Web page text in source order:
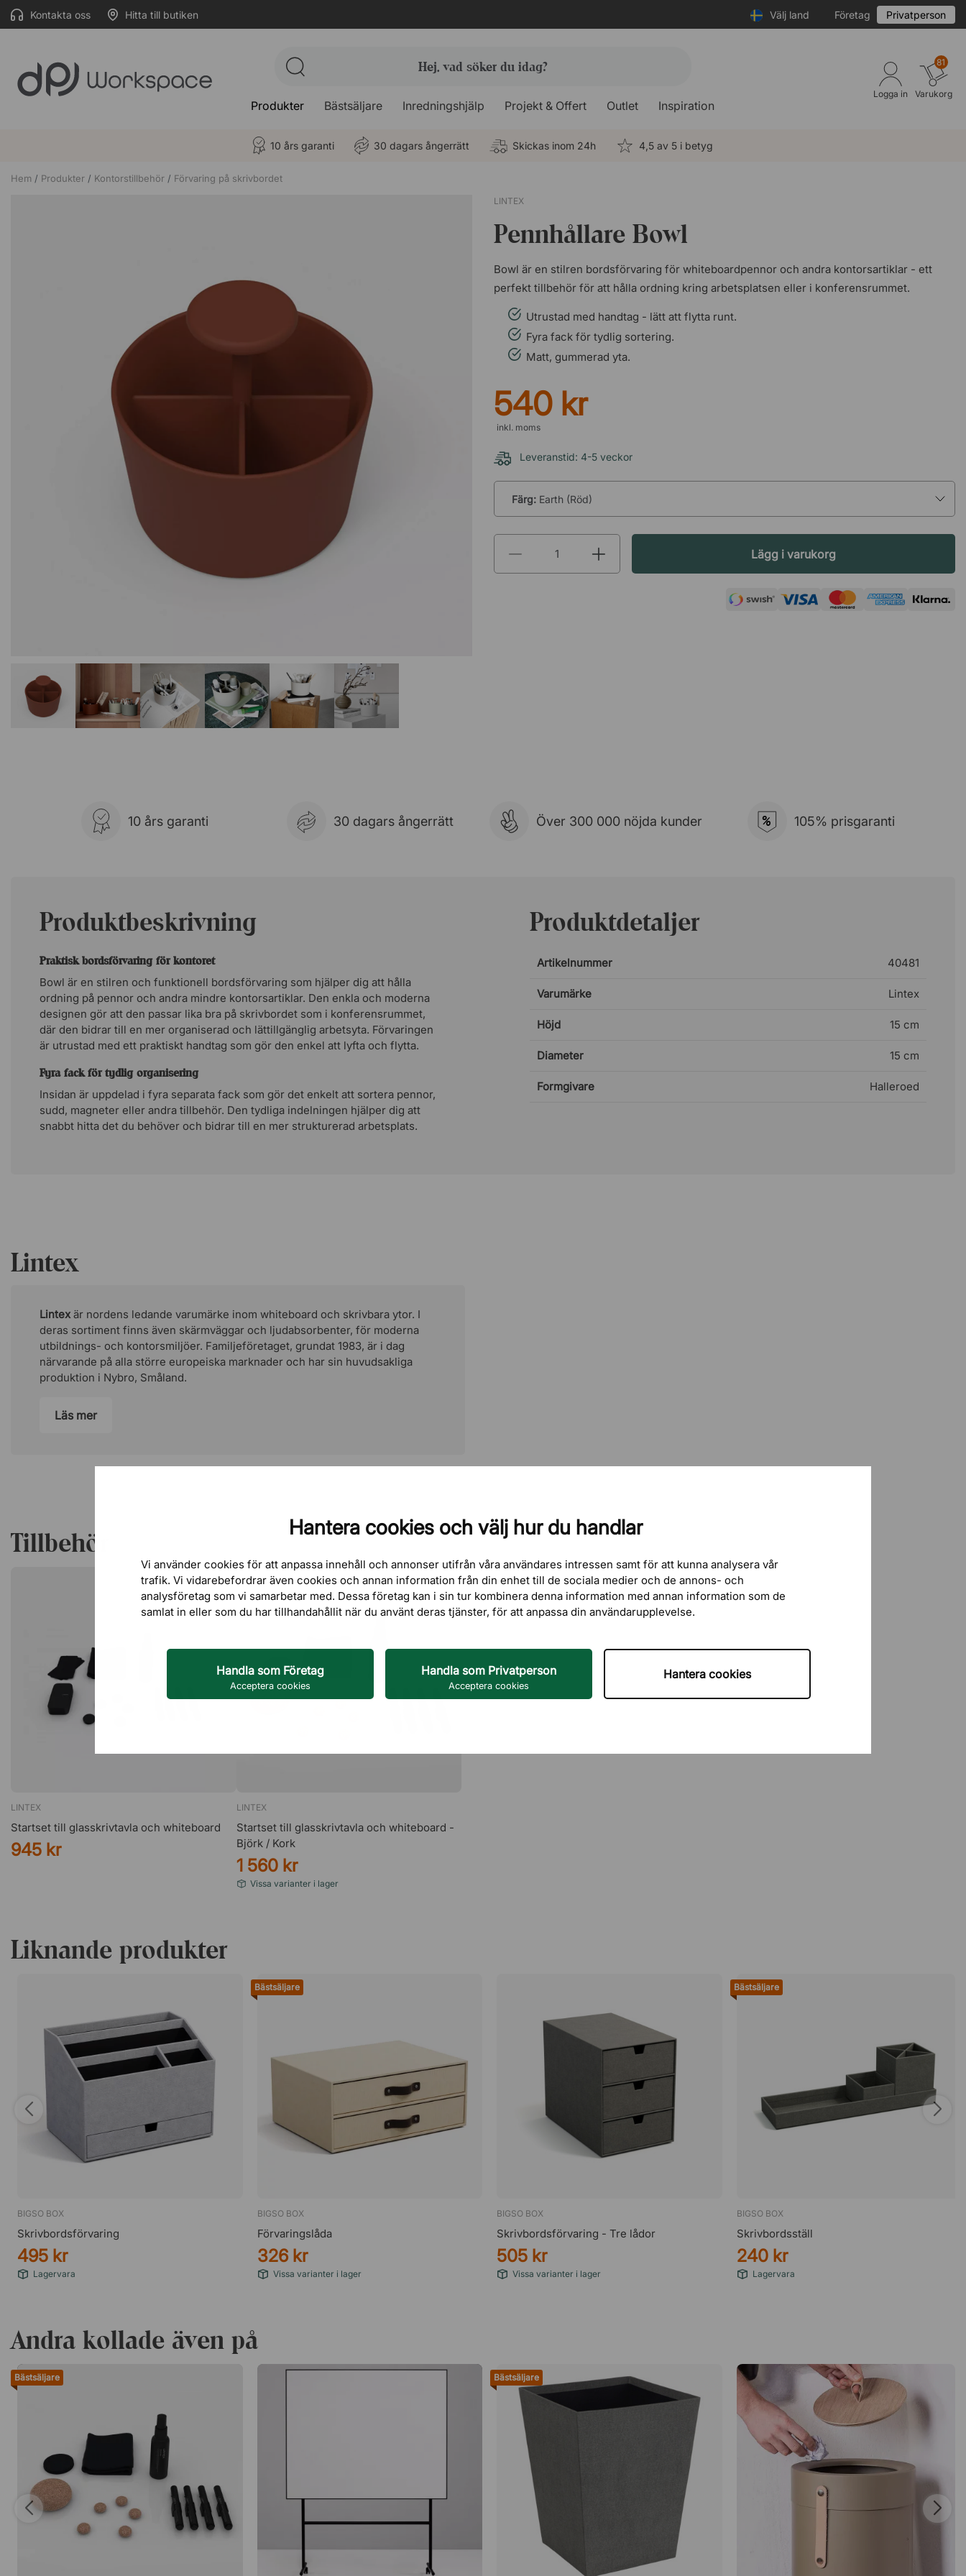
Hantera cookies och välj hur du handlar
Vi använder cookies för att anpassa innehåll och annonser utifrån våra användares intressen samt för att kunna analysera vår
trafik. Vi vidarebefordrar även cookies och annan information från din enhet till de sociala medier och de annons- och
analysföretag som vi samarbetar med. Dessa företag kan i sin tur kombinera denna information med annan information som de
samlat in eller som du har tillhandahållit när du använt deras tjänster, för att anpassa din användarupplevelse.
Handla som Företag
Acceptera cookies
Handla som Privatperson
Acceptera cookies
Hantera cookies
Kontakta oss Hitta till butiken Välj land Företag Privatperson
Produkter Bästsäljare Inredningshjälp Projekt & Offert Outlet Inspiration
Logga in
81
Varukorg
10 års garanti 30 dagars ångerrätt Skickas inom 24h 4,5 av 5 i betyg
Hem Produkter Kontorstillbehör Förvaring på skrivbordet
LINTEX
Pennhållare Bowl
Bowl är en stilren bordsförvaring för whiteboardpennor och andra kontorsartiklar - ett
perfekt tillbehör för att hålla ordning kring arbetsplatsen eller i konferensrummet.
Utrustad med handtag - lätt att flytta runt.
Fyra fack för tydlig sortering.
Matt, gummerad yta.
540 kr
inkl. moms
Leveranstid: 4-5 veckor
Färg: Earth (Röd)
Lägg i varukorg
10 års garanti 30 dagars ångerrätt Över 300 000 nöjda kunder % 105% prisgaranti
Produktbeskrivning
Praktisk bordsförvaring för kontoret
Bowl är en stilren och funktionell bordsförvaring som hjälper dig att hålla
ordning på pennor och andra mindre kontorsartiklar. Den enkla och moderna
designen gör att den passar lika bra på skrivbordet som i konferensrummet,
där den bidrar till en mer organiserad och lättillgänglig arbetsyta. Förvaringen
är utrustad med ett praktiskt handtag som gör den enkel att lyfta och flytta.
Fyra fack för tydlig organisering
Insidan är uppdelad i fyra separata fack som gör det enkelt att sortera pennor,
sudd, magneter eller andra tillbehör. Den tydliga indelningen hjälper dig att
snabbt hitta det du behöver och bidrar till en mer strukturerad arbetsplats.
Produktdetaljer
Artikelnummer 40481
Varumärke Lintex
Höjd 15 cm
Diameter 15 cm
Formgivare Halleroed
Lintex
Lintexär nordens ledande varumärke inom whiteboard och skrivbara ytor. I
deras sortiment finns även skärmväggar och ljudabsorbenter, för moderna
utbildnings- och kontorsmiljöer. Familjeföretaget, grundat 1983, är i dag
närvarande på alla större europeiska marknader och har sin huvudsakliga
produktion i Nybro, Småland.
Läs mer
Tillbehör
LINTEX
Startset till glasskrivtavla och whiteboard
945 kr
LINTEX
Startset till glasskrivtavla och whiteboard -
Björk / Kork
1 560 kr
Vissa varianter i lager
Liknande produkter
BIGSO BOX
Skrivbordsförvaring
495 kr
Lagervara
Bästsäljare
BIGSO BOX
Förvaringslåda
326 kr
Vissa varianter i lager
BIGSO BOX
Skrivbordsförvaring - Tre lådor
505 kr
Vissa varianter i lager
Bästsäljare
BIGSO BOX
Skrivbordsställ
240 kr
Lagervara
Andra kollade även på
Bästsäljare Bästsäljare